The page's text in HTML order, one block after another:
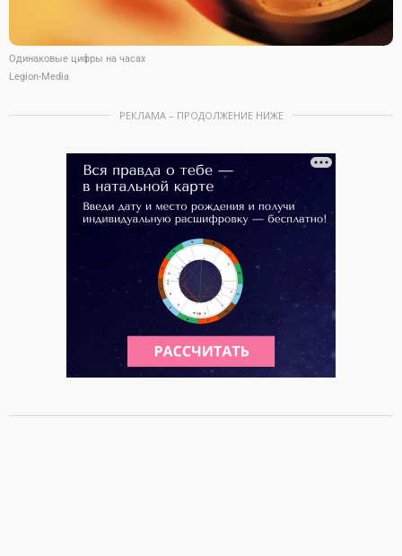
Одинаковые цифры на часах
Legion-Media
РЕКЛАМА – ПРОДОЛЖЕНИЕ НИЖЕ